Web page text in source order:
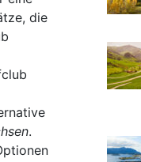
die
.